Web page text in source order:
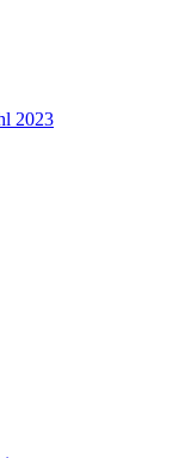
2023